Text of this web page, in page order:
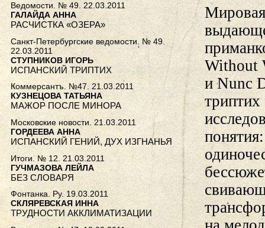
Мировая
Without
и Nunc
Ведомости. № 49. 22.03.2011
ГАЛАЙДА АННА
РАСЧИСТКА «ОЗЕРА»
Санкт-Петербургские ведомости. № 49.
22.03.2011
СТУПНИКОВ ИГОРЬ
ИСПАНСКИЙ ТРИПТИХ
Коммерсантъ. №47. 21.03.2011
КУЗНЕЦОВА ТАТЬЯНА
МАЖОР ПОСЛЕ МИНОРА
Московские новости. 21.03.2011
ГОРДЕЕВА АННА
ИСПАНСКИЙ ГЕНИЙ, ДУХ ИЗГНАНЬЯ
Итоги. № 12. 21.03.2011
ГУЧМАЗОВА ЛЕЙЛА
БЕЗ СЛОВАРЯ
Фонтанка. Ру. 19.03.2011
СКЛЯРЕВСКАЯ ИННА
ТРУДНОСТИ АККЛИМАТИЗАЦИИ